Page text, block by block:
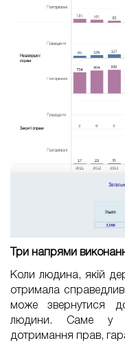
Три напрями
Коли людина, якій
отримала
може звернутися
людини. Саме у
дотримання прав,